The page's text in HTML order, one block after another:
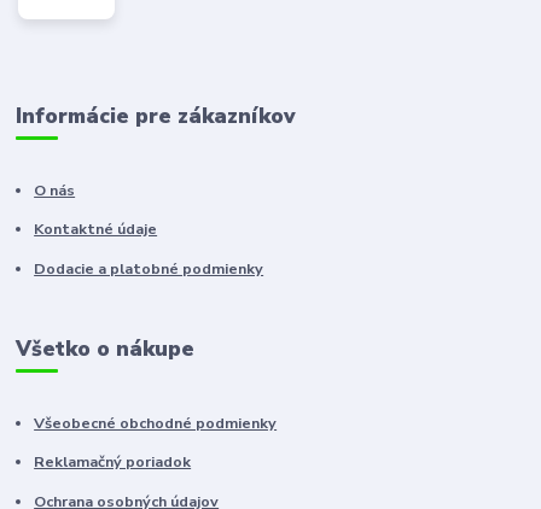
Informácie pre zákazníkov
O nás
Kontaktné údaje
Dodacie a platobné podmienky
Všetko o nákupe
Všeobecné obchodné podmienky
Reklamačný poriadok
Ochrana osobných údajov